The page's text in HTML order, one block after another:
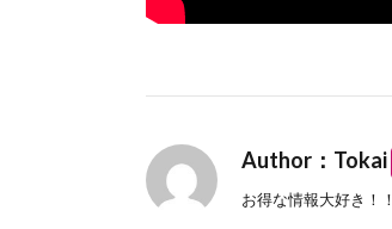
Author：Tokai
お得な情報大好き！！